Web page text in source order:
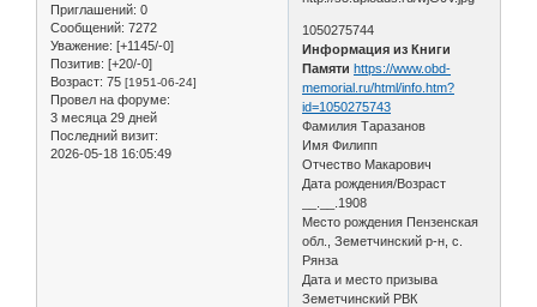
Приглашений: 0
Сообщений: 7272
Уважение: [+1145/-0]
Позитив: [+20/-0]
Возраст: 75 [1951-06-24]
Провел на форуме:
3 месяца 29 дней
Последний визит:
2026-05-18 16:05:49
1050275744
Информация из Книги
Памяти https://www.obd-
memorial.ru/html/info.htm?
id=1050275743
Фамилия Таразанов
Имя Филипп
Отчество Макарович
Дата рождения/Возраст
__.__.1908
Место рождения Пензенская
обл., Земетчинский р-н, с.
Рянза
Дата и место призыва
Земетчинский РВК